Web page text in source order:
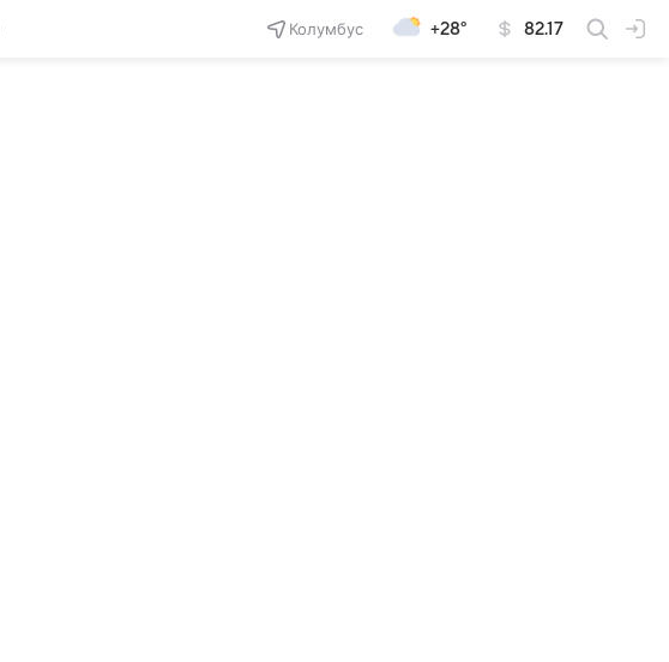
Колумбус +28° 82.17